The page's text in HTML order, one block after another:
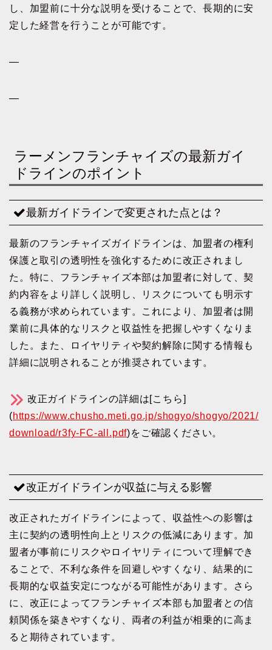
し、加盟前に十分な説明を受けることで、長期的に安
定した経営を行うことが可能です。
—
—
ラーメンフランチャイズの最新ガイ
ドラインのポイント
最新ガイドラインで変更された点とは？
最新のフランチャイズガイドラインは、加盟者の権利
保護と取引の透明性を強化するために改正されまし
た。特に、フランチャイズ本部は加盟者に対して、契
約内容をより詳しく説明し、リスクについても明示す
る義務が求められています。これにより、加盟者は開
業前に具体的なリスクと収益性を把握しやすくなりま
した。また、ロイヤリティや契約解除に関する情報も
詳細に説明されることが推奨されています。
改正ガイドラインの詳細は[こちら]
(https://www.chusho.meti.go.jp/shogyo/shogyo/2021/
download/r3fy-FC-all.pdf)をご確認ください。
改正ガイドラインが収益に与える影響
改正されたガイドラインによって、収益性への影響は
主に契約の透明性向上とリスクの低減にあります。加
盟者が事前にリスクやロイヤリティについて理解でき
ることで、不利な条件を回避しやすくなり、結果的に
長期的な収益安定につながる可能性があります。さら
に、改正によってフランチャイズ本部も加盟者との信
頼関係を築きやすくなり、両者の利益が相乗的に高ま
ると期待されています。